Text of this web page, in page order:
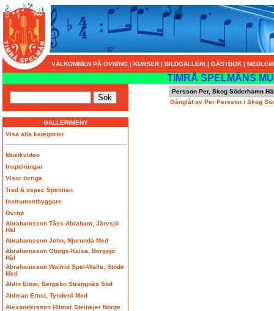
VÄLKOMMEN PÅ ÖVNING | KURSER | BILDGALLERI | GÄSTBOK |
TIMRÅ SPELMÄNS
GALLERIMENY
Visa alla kategorier
Musikvideo
Inspelningar
Visor övriga
Trad & ospec Spelmän
Instrumentbyggare
Övrigt
Abrahamsson Tåss-Abraham, Järvsjö
Häl
Abrahamsson John, Njurunda Med
Abrahamsson Otorgs-Kaisa, Bergsjö
Häl
Abrahamsson Walfrid Spel-Walle, Stöde
Med
Ahlin Einar, Bergsbo Strängnäs Söd
Ahlman Ernst, Tynderö Med
Alexanderssen Hilmar Steinkjer Norge
Persson Per, Skog Söderhamn
Gånglåt av Per Persson i Skog